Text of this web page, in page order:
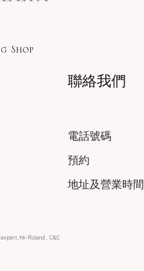
Shop
聯絡我們
電話號碼
預約
地址及營業時間
Roland , C&C